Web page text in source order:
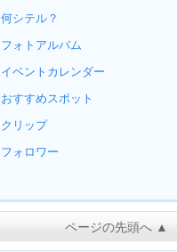
何シテル？
フォトアルバム
イベントカレンダー
おすすめスポット
クリップ
フォロワー
ページの先頭へ ▲